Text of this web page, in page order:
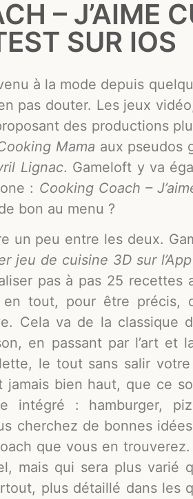
– J’AIME
SUR IOS
à la mode depuis
pas douter. Les jeux
des productions
Mama aux pseudos
Lignac. Gameloft y va
: Cooking Coach –
bon au menu ?
un peu entre les deux.
jeu de cuisine 3D sur
pas à pas 25 recettes
tout, pour être précis,
Cela va de la classique
en passant par l’art et
le tout sans salir votre
bien haut, que ce
intégré : hamburger,
cherchez de bonnes
que vous en
mais qui sera plus varié
plus détaillé dans les